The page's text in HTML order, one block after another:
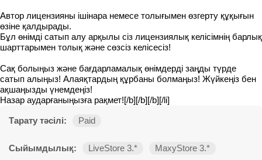
Автор лицензияны ішінара немесе толығымен өзгерту құқығын
өзіне қалдырады.
Бұл өнімді сатып алу арқылы сіз лицензиялық келісімнің барлық
шарттарымен толық және сөзсіз келісесіз!
Сақ болыңыз және бағдарламалық өнімдерді заңды түрде
сатып алыңыз! Алаяқтардың құрбаны болмаңыз! Жүйкеңіз бен
ақшаңызды үнемдеңіз!
Назар аударғаныңызға рақмет![/b][/b][/b][/li]
Тарату тәсілі: Paid
Сыйымдылық: LiveStore 3.*
MaxyStore 3.*